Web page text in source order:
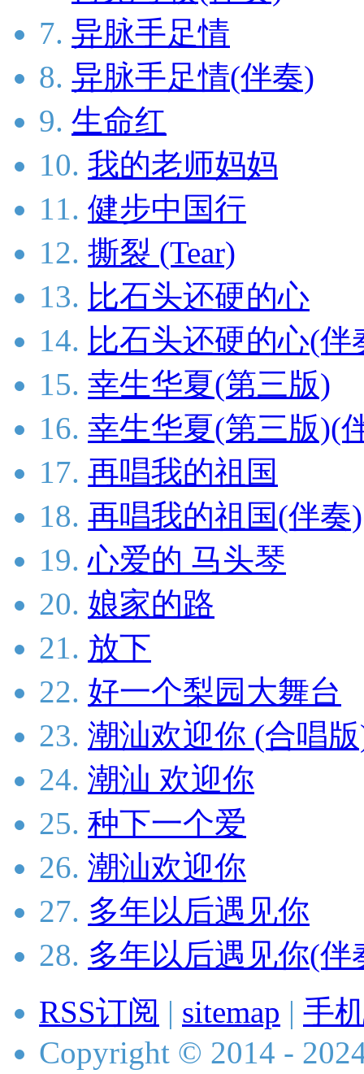
7. 异脉手足情
8. 异脉手足情(伴奏)
9. 生命红
10. 我的老师妈妈
11. 健步中国行
12. 撕裂 (Tear)
13. 比石头还硬的心
14. 比石头还硬的心(伴
15. 幸生华夏(第三版)
16. 幸生华夏(第三版)(
17. 再唱我的祖国
18. 再唱我的祖国(伴奏)
19. 心爱的 马头琴
20. 娘家的路
21. 放下
22. 好一个梨园大舞台
23. 潮汕欢迎你 (合唱
24. 潮汕 欢迎你
25. 种下一个爱
26. 潮汕欢迎你
27. 多年以后遇见你
28. 多年以后遇见你(伴
RSS订阅 | sitemap | 手
Copyright © 2014 -